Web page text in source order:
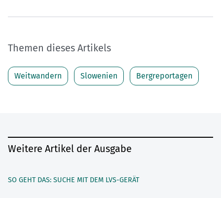
Themen dieses Artikels
Weitwandern Slowenien Bergreportagen
Weitere Artikel der Ausgabe
SO GEHT DAS: SUCHE MIT DEM LVS-GERÄT